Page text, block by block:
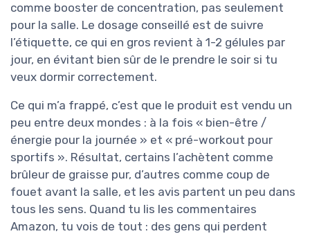
comme booster de concentration, pas seulement
pour la salle. Le dosage conseillé est de suivre
l’étiquette, ce qui en gros revient à 1-2 gélules par
jour, en évitant bien sûr de le prendre le soir si tu
veux dormir correctement.
Ce qui m’a frappé, c’est que le produit est vendu un
peu entre deux mondes : à la fois « bien-être /
énergie pour la journée » et « pré-workout pour
sportifs ». Résultat, certains l’achètent comme
brûleur de graisse pur, d’autres comme coup de
fouet avant la salle, et les avis partent un peu dans
tous les sens. Quand tu lis les commentaires
Amazon, tu vois de tout : des gens qui perdent